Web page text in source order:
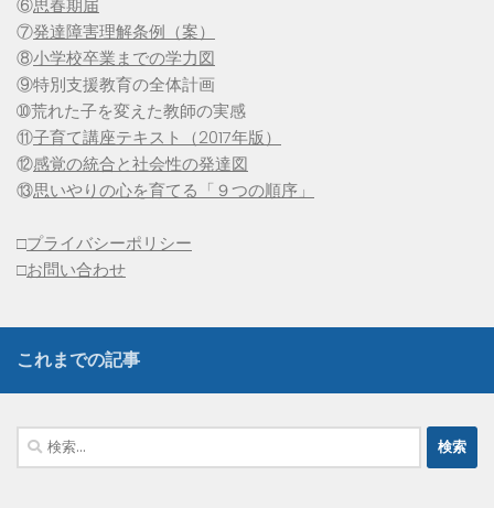
⑥思春期届
⑦発達障害理解条例（案）
⑧小学校卒業までの学力図
⑨特別支援教育の全体計画
➉荒れた子を変えた教師の実感
⑪子育て講座テキスト（2017年版）
⑫感覚の統合と社会性の発達図
⑬思いやりの心を育てる「９つの順序」
□プライバシーポリシー
□お問い合わせ
これまでの記事
検
索: